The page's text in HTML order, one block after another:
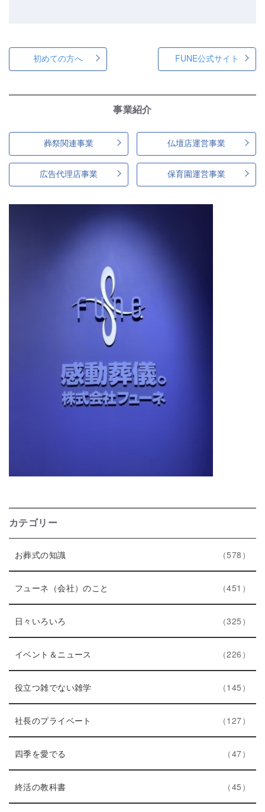
初めての方へ FUNE公式サイト
事業紹介
葬祭関連事業 仏壇店運営事業
広告代理店事業 保育園運営事業
カテゴリー
お葬式の知識
ン
ト
リ
数
578
フューネ（会社）のこと
ン
リ
数
451
日々いろいろ
ン
ト
リ
ー
数
325
イベント＆ニュース
ン
ト
リ
数
226
役立つ雑でない雑学エ
ン
リ
数
145
件
社長のプライベート
ン
リ
数
127
四季を愛でる
ン
ト
リ
47
終活の教科書エ
ン
45
件